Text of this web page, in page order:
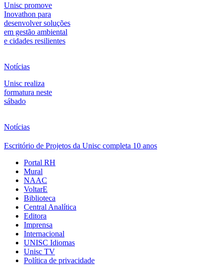
Unisc promove
Inovathon para
desenvolver soluções
em gestão ambiental
e cidades resilientes
Notícias
Unisc realiza
formatura neste
sábado
Notícias
Escritório de Projetos da Unisc completa 10 anos
Portal RH
Mural
NAAC
VoltarE
Biblioteca
Central Analítica
Editora
Imprensa
Internacional
UNISC Idiomas
Unisc TV
Política de privacidade